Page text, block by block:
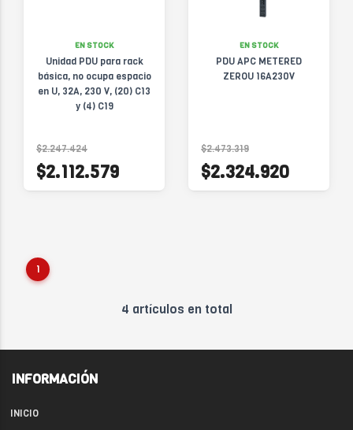
EN STOCK
Unidad PDU para rack
básica, no ocupa espacio
en U, 32A, 230 V, (20) C13
y (4) C19
$2.247.424
$2.112.579
EN STOCK
PDU APC METERED
ZEROU 16A230V
$2.473.319
$2.324.920
1
4 artículos en total
INFORMACIÓN
INICIO